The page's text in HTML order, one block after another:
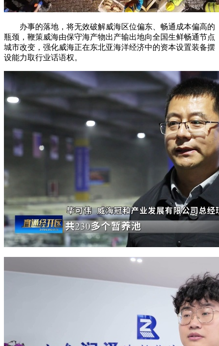
办事的落地，将无效破解威海区位偏东、畅通成本偏高的
瓶颈，鞭策威海由保守海产物出产输出地向全国生鲜畅通节点
城市改变，强化威海正在东北亚海洋经济中的资本设置装备摆
设能力取行业话语权。